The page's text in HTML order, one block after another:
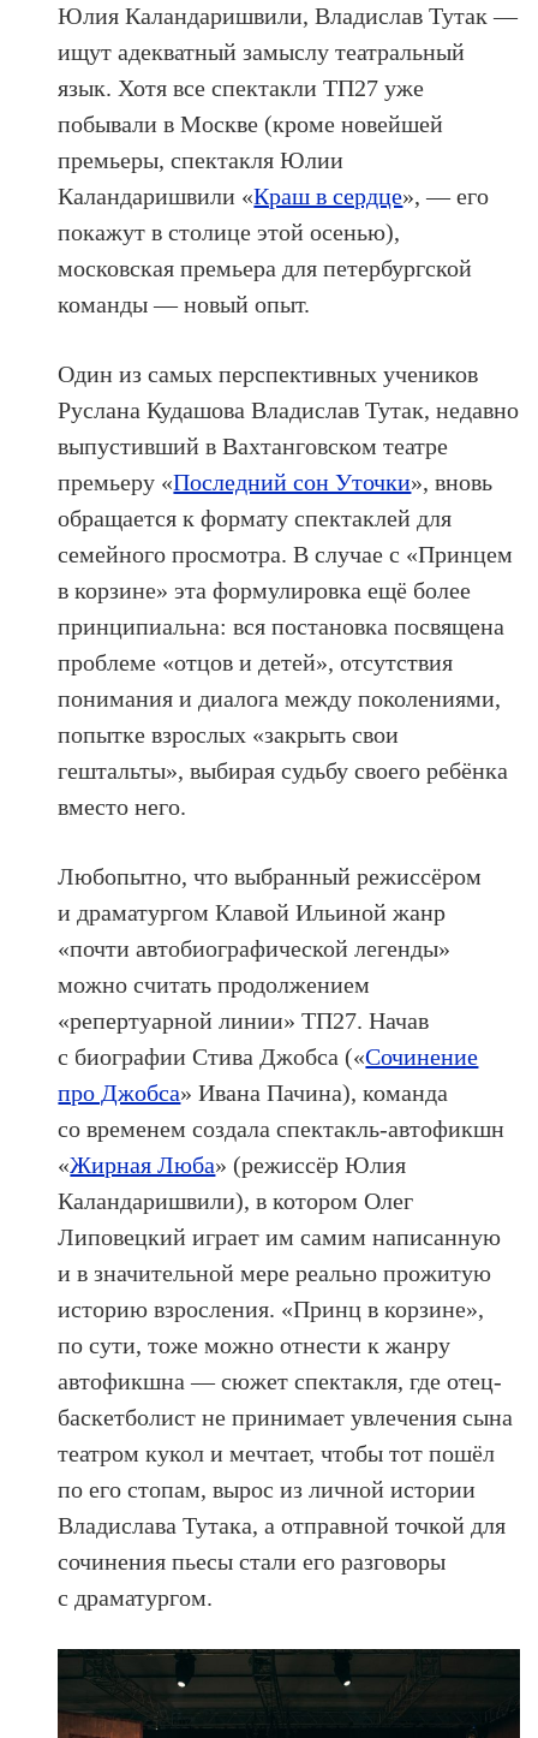
Юлия Каландаришвили, Владислав Тутак —
ищут адекватный замыслу театральный
язык. Хотя все спектакли ТП27 уже
побывали в Москве (кроме новейшей
премьеры, спектакля Юлии
Каландаришвили «Краш в сердце», — его
покажут в столице этой осенью),
московская премьера для петербургской
команды — новый опыт.
Один из самых перспективных учеников
Руслана Кудашова Владислав Тутак, недавно
выпустивший в Вахтанговском театре
премьеру «Последний сон Уточки», вновь
обращается к формату спектаклей для
семейного просмотра. В случае с «Принцем
в корзине» эта формулировка ещё более
принципиальна: вся постановка посвящена
проблеме «отцов и детей», отсутствия
понимания и диалога между поколениями,
попытке взрослых «закрыть свои
гештальты», выбирая судьбу своего ребёнка
вместо него.
Любопытно, что выбранный режиссёром
и драматургом Клавой Ильиной жанр
«почти автобиографической легенды»
можно считать продолжением
«репертуарной линии» ТП27. Начав
с биографии Стива Джобса («Сочинение
про Джобса» Ивана Пачина), команда
со временем создала спектакль-автофикшн
«Жирная Люба» (режиссёр Юлия
Каландаришвили), в котором Олег
Липовецкий играет им самим написанную
и в значительной мере реально прожитую
историю взросления. «Принц в корзине»,
по сути, тоже можно отнести к жанру
автофикшна — сюжет спектакля, где отец-
баскетболист не принимает увлечения сына
театром кукол и мечтает, чтобы тот пошёл
по его стопам, вырос из личной истории
Владислава Тутака, а отправной точкой для
сочинения пьесы стали его разговоры
с драматургом.